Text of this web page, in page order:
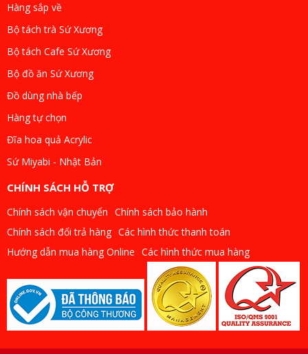
Hàng sắp về
Bộ tách trà Sứ Xương
Bộ tách Cafe Sứ Xương
Bộ đồ ăn Sứ Xương
Đồ dùng nhà bếp
Hàng tự chọn
Đĩa hoa quả Acrylic
Sứ Miyabi - Nhật Bản
CHÍNH SÁCH HỖ TRỢ
Chính sách vận chuyển Chính sách bảo hành
Chính sách đổi trả hàng Các hình thức thanh toán
Hướng dẫn mua hàng Online Các hình thức mua hàng